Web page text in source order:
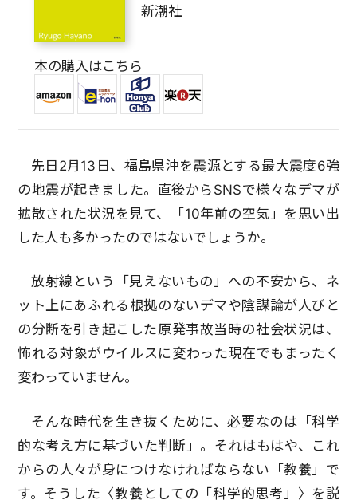
新潮社
本の購入はこちら
先日2月13日、福島県沖を震源とする最大震度6強
の地震が起きました。直後からSNSで様々なデマが
拡散された状況を見て、「10年前の空気」を思い出
した人も多かったのではないでしょうか。
放射線という「見えないもの」への不安から、ネ
ット上にあふれる根拠のないデマや陰謀論が人びと
の分断を引き起こした原発事故当時の社会状況は、
怖れる対象がウイルスに変わった現在でもまったく
変わっていません。
そんな時代を生き抜くために、必要なのは「科学
的な考え方に基づいた判断」。それはもはや、これ
からの人々が身につけなければならない「教養」で
す。そうした〈教養としての「科学的思考」〉を説